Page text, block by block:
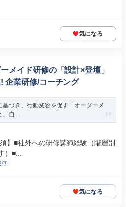
気になる
メイド研修の「設計×登壇」
企業研修/コーチング
づき、行動変容を促す「オーダーメ
、自...
】■社外への研修講師経験（階層別
）■...
個
気になる